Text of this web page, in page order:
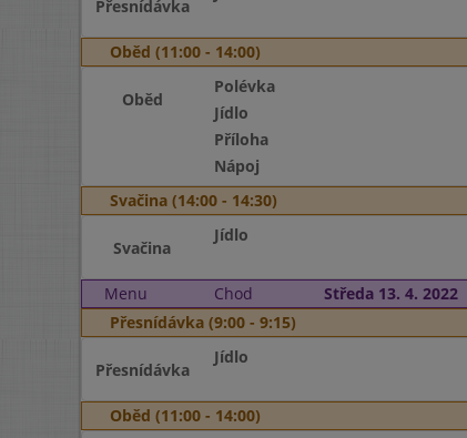
Přesnídávka
Oběd (11:00 - 14:00)
Oběd
Polévka
Jídlo
Příloha
Nápoj
Svačina (14:00 - 14:30)
Svačina
Jídlo
Menu Chod Středa 13. 4. 2022
Přesnídávka (9:00 - 9:15)
Přesnídávka
Jídlo
Oběd (11:00 - 14:00)